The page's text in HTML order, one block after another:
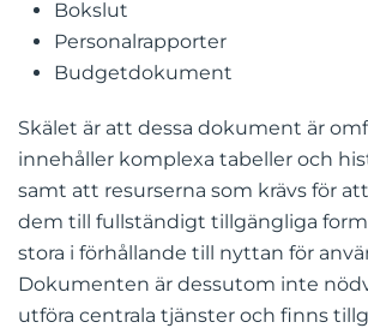
Bokslut
Personalrapporter
Budgetdokument
Skälet är att dessa dokument är
innehåller komplexa tabeller och
samt att resurserna som krävs för
dem till fullständigt tillgängliga
stora i förhållande till nyttan för
Dokumenten är dessutom inte
utföra centrala tjänster och finns